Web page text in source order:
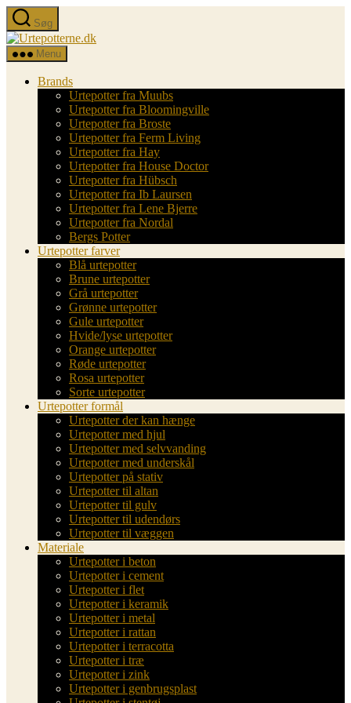
Spring
til
indholdet
Søg
Urtepotterne.dk
Menu
Brands
Urtepotter fra Muubs
Urtepotter fra Bloomingville
Urtepotter fra Broste
Urtepotter fra Ferm Living
Urtepotter fra Hay
Urtepotter fra House Doctor
Urtepotter fra Hübsch
Urtepotter fra Ib Laursen
Urtepotter fra Lene Bjerre
Urtepotter fra Nordal
Bergs Potter
Urtepotter farver
Blå urtepotter
Brune urtepotter
Grå urtepotter
Grønne urtepotter
Gule urtepotter
Hvide/lyse urtepotter
Orange urtepotter
Røde urtepotter
Rosa urtepotter
Sorte urtepotter
Urtepotter formål
Urtepotter der kan hænge
Urtepotter med hjul
Urtepotter med selvvanding
Urtepotter med underskål
Urtepotter på stativ
Urtepotter til altan
Urtepotter til gulv
Urtepotter til udendørs
Urtepotter til væggen
Materiale
Urtepotter i beton
Urtepotter i cement
Urtepotter i flet
Urtepotter i keramik
Urtepotter i metal
Urtepotter i rattan
Urtepotter i terracotta
Urtepotter i træ
Urtepotter i zink
Urtepotter i genbrugsplast